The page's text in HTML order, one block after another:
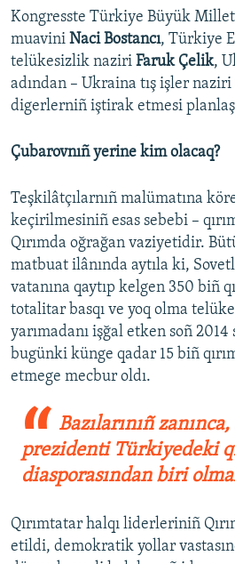
Kongresste Türkiye Büyük
muavini Naci Bostancı, Türkiye
telükesizlik naziri Faruk Çelik,
adından – Ukraina tış işler
digerlerniñ iştirak etmesi
Çubarovnıñ yerine kim olacaq?
Teşkilâtçılarnıñ malümatına
keçirilmesiniñ esas sebebi –
Qırımda oğrağan vaziyetidir.
matbuat ilânında aytıla ki,
vatanına qaytıp kelgen 350 biñ
totalitar basqı ve yoq olma
yarımadanı işğal etken soñ
bugünki künge qadar 15 biñ
etmege mecbur oldı.
Bazılarınıñ
prezidenti Türkiyedeki
diasporasından biri
Qırımtatar halqı liderleriniñ
etildi, demokratik yollar